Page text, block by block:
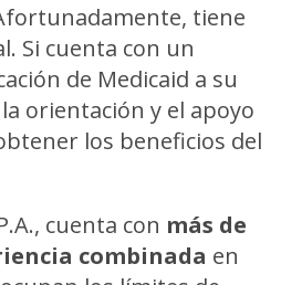
tiene
Si cuenta con un
de Medicaid a su
orientación y el apoyo
los beneficios del
cuenta con más de
combinada en